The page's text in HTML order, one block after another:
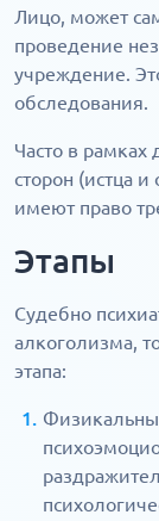
Лицо, может
проведение
учреждение.
обследования.
Часто в рамках
сторон (истца
имеют право
Этапы
Судебно
алкоголизма,
этапа: